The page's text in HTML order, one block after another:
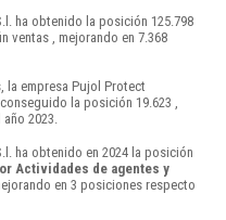
ha obtenido la posición 125.798
ventas , mejorando en 7.368
la empresa Pujol Protect
la posición 19.623 ,
2023.
ha obtenido en 2024 la posición
Actividades de agentes y
en 3 posiciones respecto